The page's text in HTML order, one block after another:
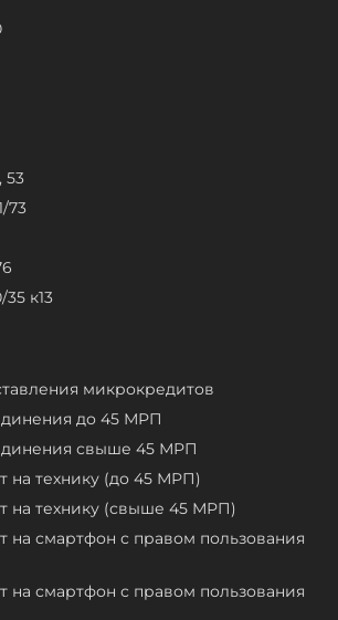
53
73
к13
микрокредитов
до 45 МРП
свыше 45 МРП
на технику (до 45 МРП)
на технику (свыше 45 МРП)
на смартфон с правом пользования
на смартфон с правом пользования